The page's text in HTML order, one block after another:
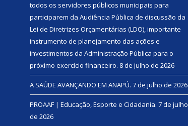
todos os servidores públicos municipais para
participarem da Audiência Pública de discussão da
Lei de Diretrizes Orçamentárias (LDO), importante
instrumento de planejamento das ações e
investimentos da Administração Pública para o
próximo exercício financeiro. 8 de julho de 2026
A SAÚDE AVANÇANDO EM ANAPÚ. 7 de julho de 2026
PROAAF | Educação, Esporte e Cidadania. 7 de julho
de 2026